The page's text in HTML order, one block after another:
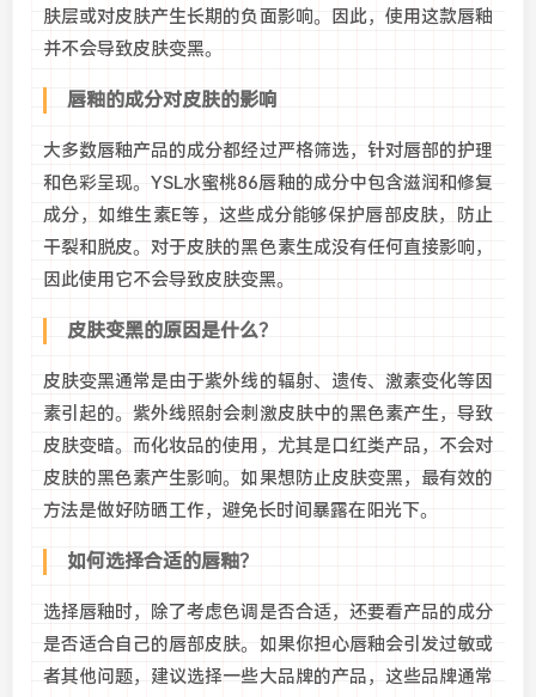
肤层或对皮肤产生长期的负面影响。因此，使用这款唇釉
并不会导致皮肤变黑。
唇釉的成分对皮肤的影响
大多数唇釉产品的成分都经过严格筛选，针对唇部的护理
和色彩呈现。YSL水蜜桃86唇釉的成分中包含滋润和修复
成分，如维生素E等，这些成分能够保护唇部皮肤，防止
干裂和脱皮。对于皮肤的黑色素生成没有任何直接影响，
因此使用它不会导致皮肤变黑。
皮肤变黑的原因是什么？
皮肤变黑通常是由于紫外线的辐射、遗传、激素变化等因
素引起的。紫外线照射会刺激皮肤中的黑色素产生，导致
皮肤变暗。而化妆品的使用，尤其是口红类产品，不会对
皮肤的黑色素产生影响。如果想防止皮肤变黑，最有效的
方法是做好防晒工作，避免长时间暴露在阳光下。
如何选择合适的唇釉？
选择唇釉时，除了考虑色调是否合适，还要看产品的成分
是否适合自己的唇部皮肤。如果你担心唇釉会引发过敏或
者其他问题，建议选择一些大品牌的产品，这些品牌通常